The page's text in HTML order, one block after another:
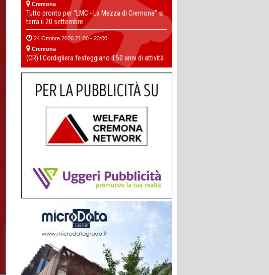
Cremona
Tutto pronto per “LMC - La Mezza di Cremona” si
terra il 20 settembre
24 Ottobre 2026 21:00 - 23:00
Cremona
(CR) I Cordigliera festeggiano il 50 anni di attività